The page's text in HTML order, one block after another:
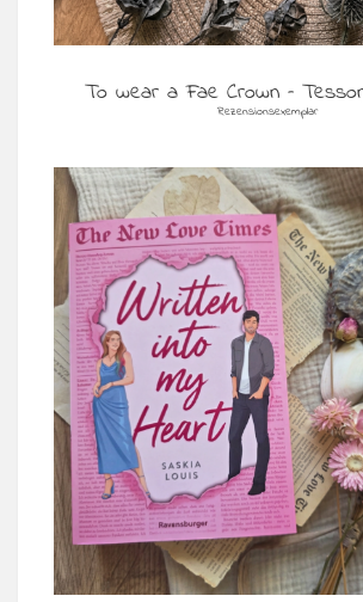
To wear a Fae Crown –
Rezensionsexemplar